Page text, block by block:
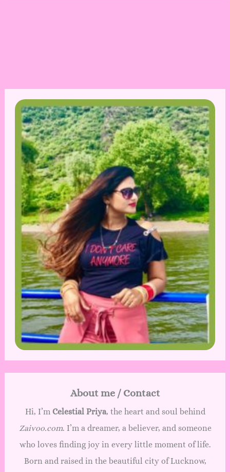
About me / Contact
Hi, I’m Celestial Priya, the heart and soul behind
Zaivoo.com. I’m a dreamer, a believer, and someone
who loves finding joy in every little moment of life.
Born and raised in the beautiful city of Lucknow,